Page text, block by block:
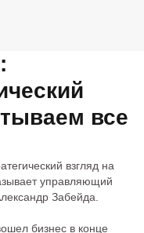
все
взгляд на
управляющий
Забейда.
бизнес в конце